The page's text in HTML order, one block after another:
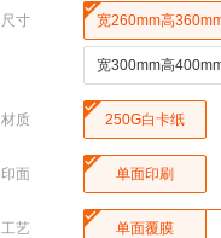
尺寸 宽260mm高
宽300mm高
材质  250G白卡纸
印面  单面印刷
工艺  单面覆膜